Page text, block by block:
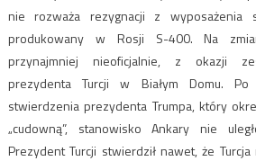
nie rozważa rezygnacji z wyposażenia
produkowany w Rosji S-400. Na
przynajmniej nieoficjalnie, z okazji
prezydenta Turcji w Białym Domu.
stwierdzenia prezydenta Trumpa, który
„cudowną”, stanowisko Ankary nie
Prezydent Turcji stwierdził nawet, że